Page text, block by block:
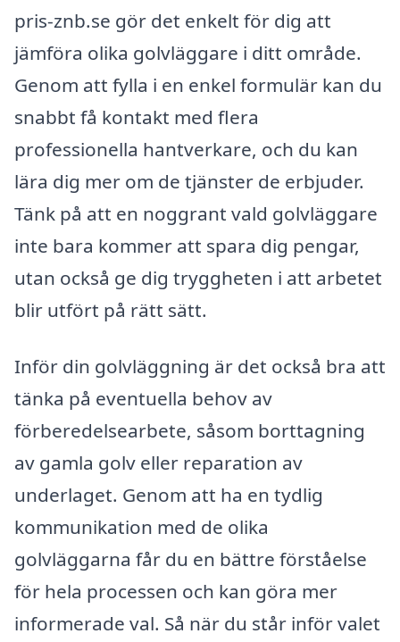
pris-znb.se gör det enkelt för dig att
jämföra olika golvläggare i ditt område.
Genom att fylla i en enkel formulär kan du
snabbt få kontakt med flera
professionella hantverkare, och du kan
lära dig mer om de tjänster de erbjuder.
Tänk på att en noggrant vald golvläggare
inte bara kommer att spara dig pengar,
utan också ge dig tryggheten i att arbetet
blir utfört på rätt sätt.
Inför din golvläggning är det också bra att
tänka på eventuella behov av
förberedelsearbete, såsom borttagning
av gamla golv eller reparation av
underlaget. Genom att ha en tydlig
kommunikation med de olika
golvläggarna får du en bättre förståelse
för hela processen och kan göra mer
informerade val. Så när du står inför valet